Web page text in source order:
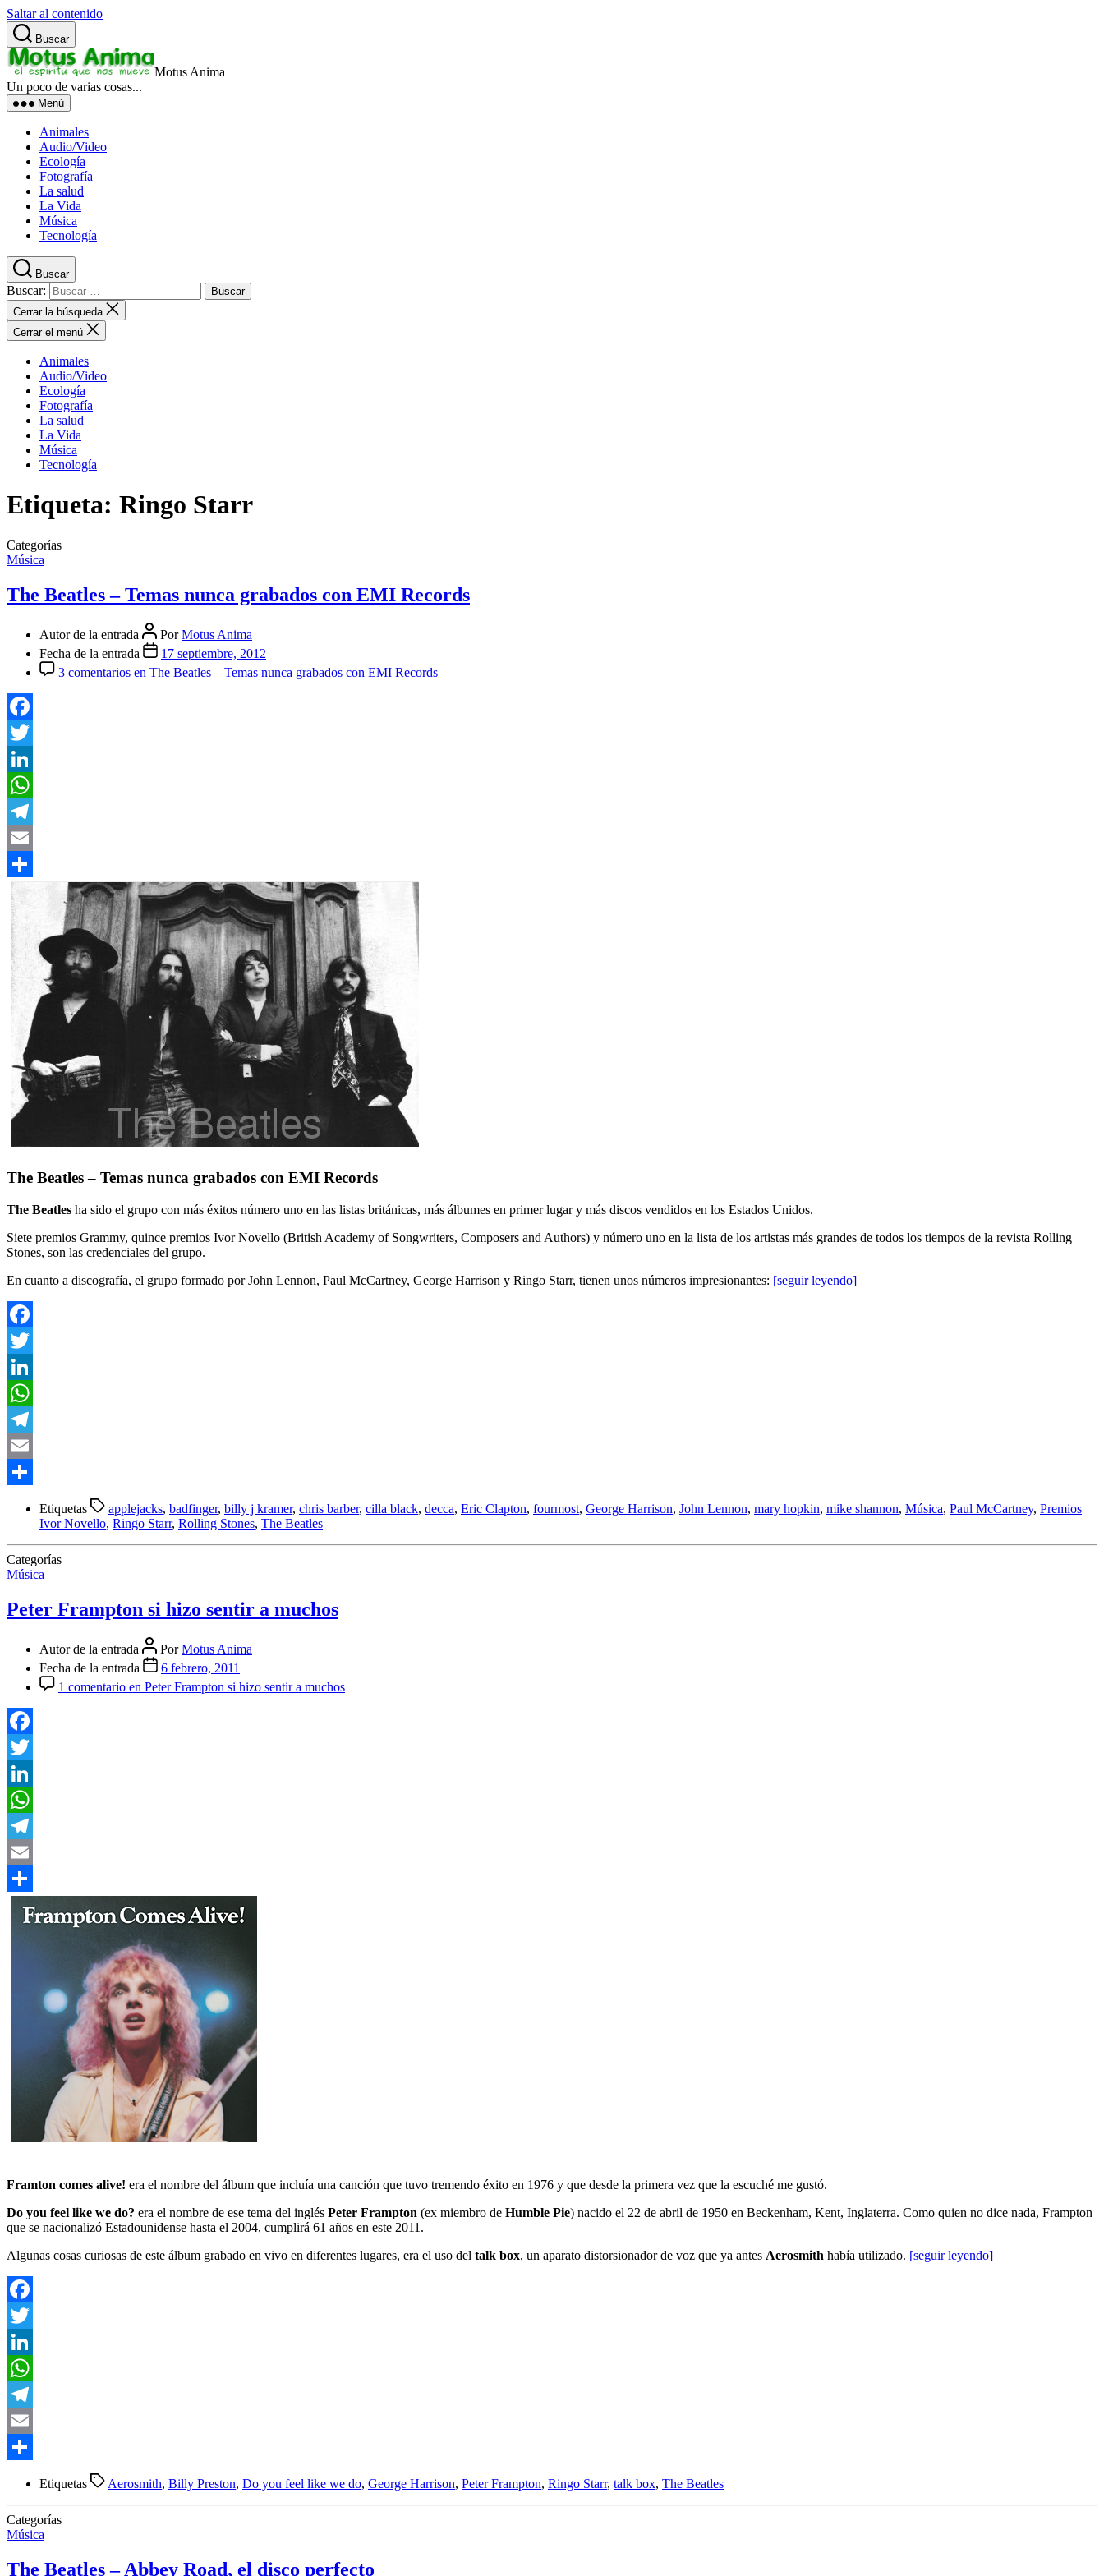
Saltar al contenido
Buscar
Motus Anima
Un poco de varias cosas...
Menú
Animales
Audio/Video
Ecología
Fotografía
La salud
La Vida
Música
Tecnología
Buscar
Buscar:
Cerrar la búsqueda
Cerrar el menú
Animales
Audio/Video
Ecología
Fotografía
La salud
La Vida
Música
Tecnología
Etiqueta: Ringo Starr
Categorías
Música
The Beatles – Temas nunca grabados con EMI Records
Autor de la entrada PorMotus Anima
Fecha de la entrada
17 septiembre, 2012
3 comentarios en The Beatles – Temas nunca grabados con EMI Records
Facebook
Twitter
LinkedIn
WhatsApp
Telegram
Email
Compartir
The Beatles – Temas nunca grabados con EMI Records
The Beatles ha sido el grupo con más éxitos número uno en las listas británicas, más álbumes en primer lugar y más discos vendidos en los Estados Unidos.
Siete premios Grammy, quince premios Ivor Novello (British Academy of Songwriters, Composers and Authors) y número uno en la lista de los artistas más grandes de todos los tiempos de la revista Rolling
Stones, son las credenciales del grupo.
En cuanto a discografía, el grupo formado por John Lennon, Paul McCartney, George Harrison y Ringo Starr, tienen unos números impresionantes: [seguir leyendo]
Facebook
Twitter
LinkedIn
WhatsApp
Telegram
Email
Etiquetas applejacks, badfinger, billy j kramer, chris barber, cilla black, decca, Eric Clapton, fourmost, George Harrison, John Lennon, mary hopkin, mike shannon, Música, Paul McCartney, Premios
Ivor Novello, Ringo Starr, Rolling Stones, The Beatles
Categorías
Música
Peter Frampton si hizo sentir a muchos
Autor de la entrada PorMotus Anima
Fecha de la entrada
6 febrero, 2011
1 comentario en Peter Frampton si hizo sentir a muchos
Facebook
Twitter
LinkedIn
WhatsApp
Telegram
Email
Compartir
Framton comes alive! era el nombre del álbum que incluía una canción que tuvo tremendo éxito en 1976 y que desde la primera vez que la escuché me gustó.
Do you feel like we do? era el nombre de ese tema del inglés Peter Frampton (ex miembro de Humble Pie) nacido el 22 de abril de 1950 en Beckenham, Kent, Inglaterra. Como quien no dice nada, Frampton
que se nacionalizó Estadounidense hasta el 2004, cumplirá 61 años en este 2011.
Algunas cosas curiosas de este álbum grabado en vivo en diferentes lugares, era el uso del talk box, un aparato distorsionador de voz que ya antes Aerosmith había utilizado. [seguir leyendo]
Facebook
Twitter
LinkedIn
WhatsApp
Telegram
Email
Etiquetas Aerosmith, Billy Preston, Do you feel like we do, George Harrison, Peter Frampton, Ringo Starr, talk box, The Beatles
Categorías
Música
The Beatles – Abbey Road, el disco perfecto